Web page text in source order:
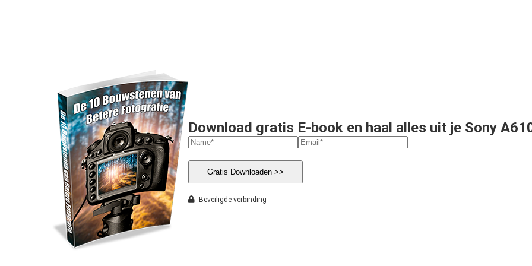
Download gratis E-book en haal alles uit je Sony
Gratis Downloaden >>
Beveiligde verbinding